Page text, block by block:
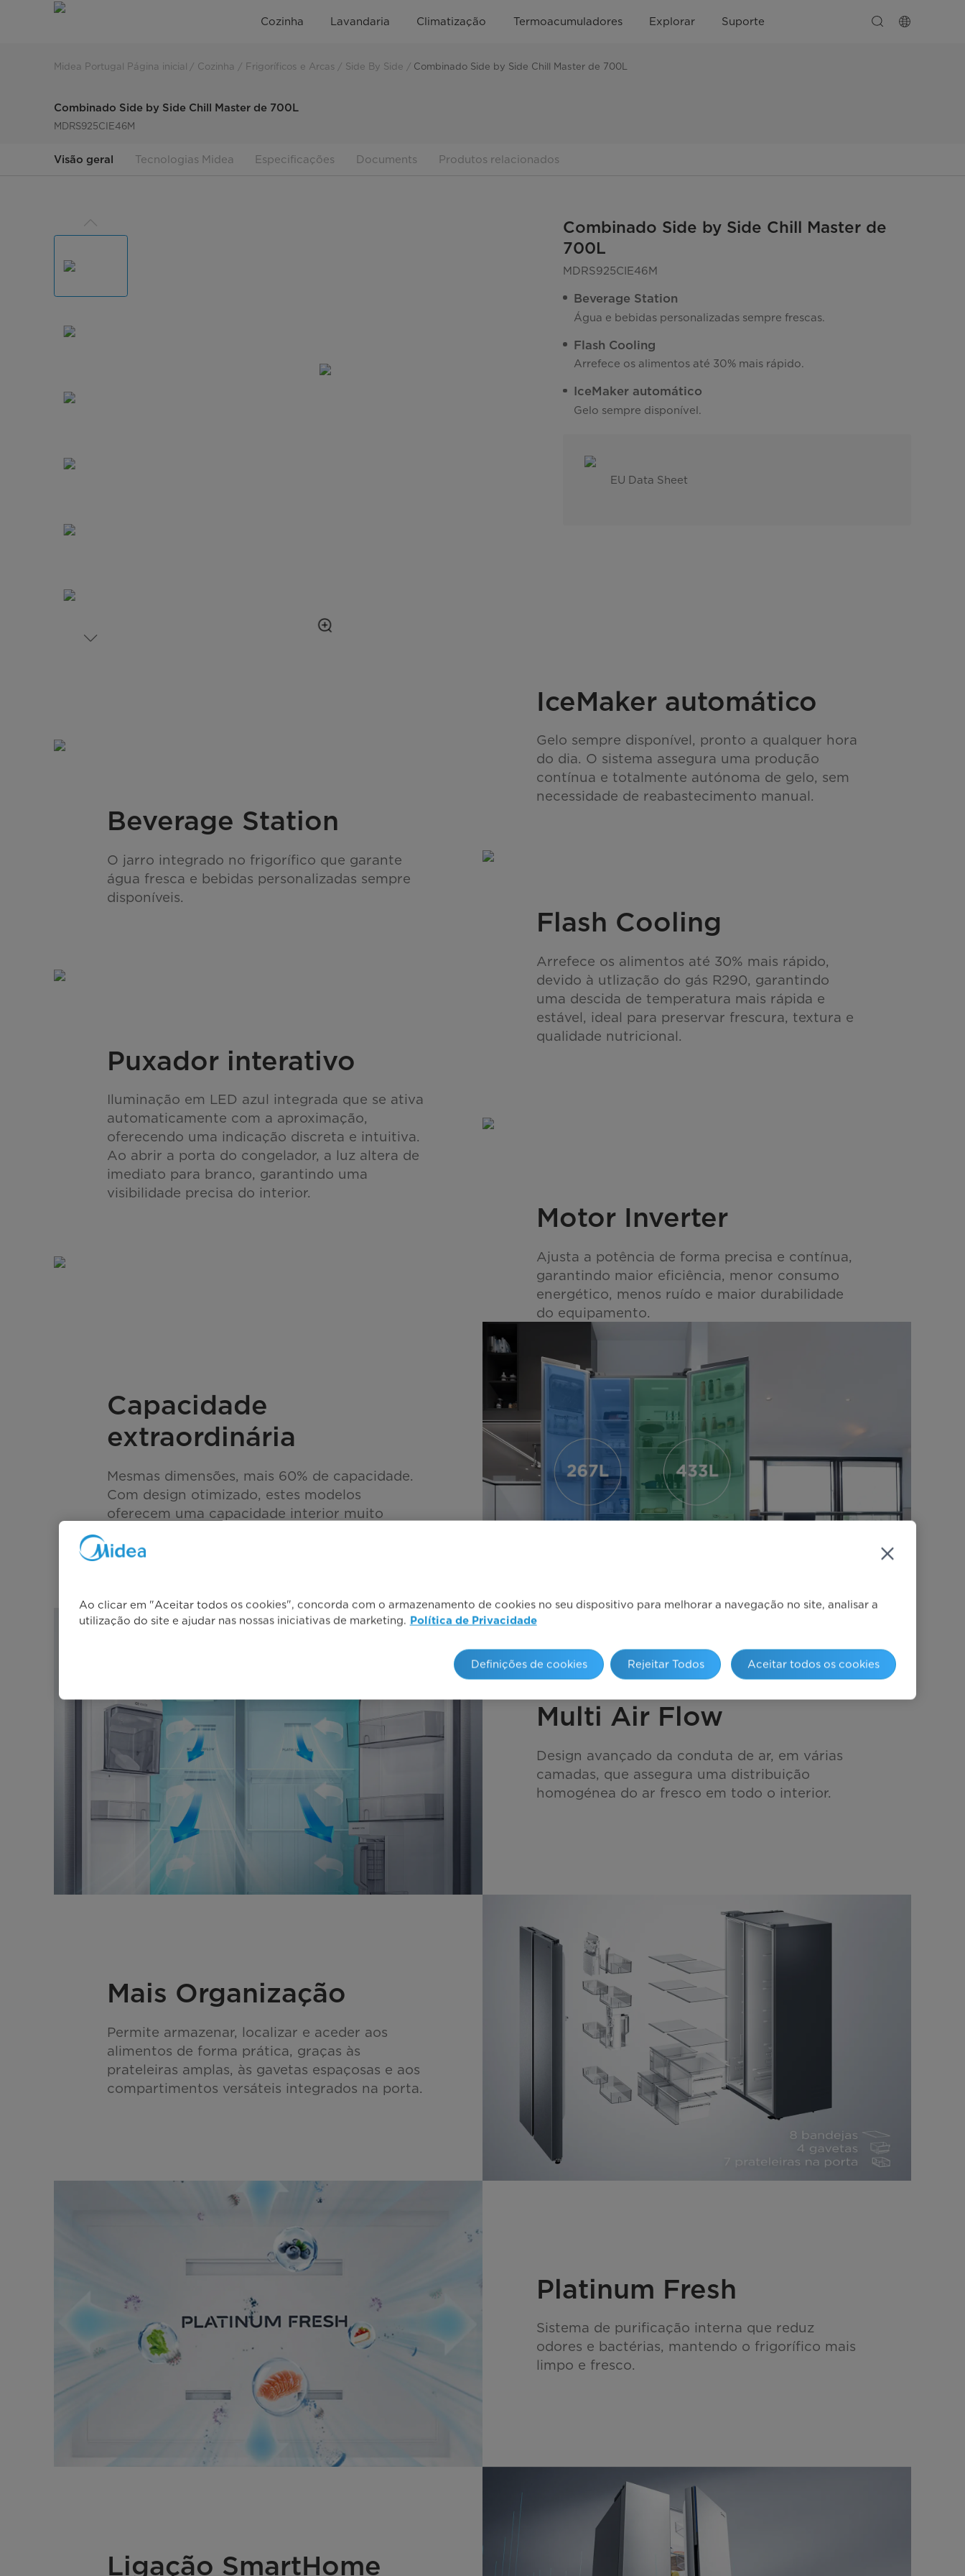
Combinado
Cozinha Lavandaria Climatização Termoacumuladores Explorar Suporte
Midea Portugal Página inicial Cozinha Frigoríficos e Arcas Side By Side Combinado Side by Side Chill Master de 700L
Combinado Side by Side Chill Master de 700L
MDRS925CIE46M
Visão geral Tecnologias Midea Especificações Documents Produtos relacionados
Combinado Side by Side Chill Master de
700L
MDRS925CIE46M
Beverage Station
Água e bebidas personalizadas sempre frescas.
Flash Cooling
Arrefece os alimentos até 30% mais rápido.
IceMaker automático
Gelo sempre disponível.
EU Data Sheet
IceMaker automático
Gelo sempre disponível, pronto a qualquer hora
do dia. O sistema assegura uma produção
contínua e totalmente autónoma de gelo, sem
necessidade de reabastecimento manual.
Beverage Station
O jarro integrado no frigorífico que garante
água fresca e bebidas personalizadas sempre
disponíveis.
Flash Cooling
Arrefece os alimentos até 30% mais rápido,
devido à utlização do gás R290, garantindo
uma descida de temperatura mais rápida e
estável, ideal para preservar frescura, textura e
qualidade nutricional.
Puxador interativo
Iluminação em LED azul integrada que se ativa
automaticamente com a aproximação,
oferecendo uma indicação discreta e intuitiva.
Ao abrir a porta do congelador, a luz altera de
imediato para branco, garantindo uma
visibilidade precisa do interior.
Motor Inverter
Ajusta a potência de forma precisa e contínua,
garantindo maior eficiência, menor consumo
energético, menos ruído e maior durabilidade
do equipamento.
Capacidade
extraordinária
Mesmas dimensões, mais 60% de capacidade.
Com design otimizado, estes modelos
oferecem uma capacidade interior muito
Multi Air Flow
Design avançado da conduta de ar, em várias
camadas, que assegura uma distribuição
homogénea do ar fresco em todo o interior.
Mais Organização
Permite armazenar, localizar e aceder aos
alimentos de forma prática, graças às
prateleiras amplas, às gavetas espaçosas e aos
compartimentos versáteis integrados na porta.
Platinum Fresh
Sistema de purificação interna que reduz
odores e bactérias, mantendo o frigorífico mais
limpo e fresco.
Ligação SmartHome
Ao clicar em "Aceitar todos os cookies", concorda com o armazenamento de cookies no seu dispositivo para melhorar a navegação no site, analisar a
utilização do site e ajudar nas nossas iniciativas de marketing. Política de Privacidade
Definições de cookies Rejeitar Todos Aceitar todos os cookies